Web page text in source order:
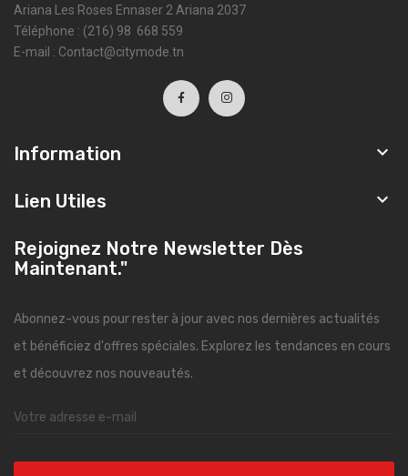
Ariana Les Roses Ennaser 2 Ariana 2037
Téléphone : (216) 98 668 559
E-mail : Contact@citymode.tn
Information 
Lien Utiles 
Rejoignez Notre Newsletter Dès
Maintenant."
Abonnez-vous pour rester à jour avec nos dernières actualités
et bénéficiez d'offres spéciales. Explorez les tendances en cours
et découvrez nos nouveautés.